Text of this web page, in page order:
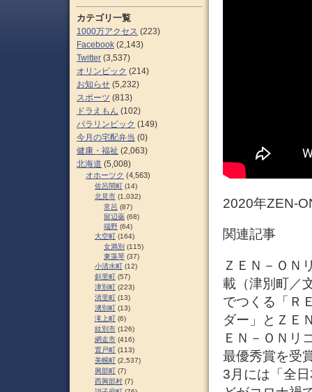
2020年ZEN-
関連記事
ＺＥＮ－ＯＮ
載（津別町／
でつくる「Ｒ
ダー」とＺＥ
ＥＮ－ＯＮリ
最優秀賞を受
3月には「全
カテゴリ一覧
1000万アクセス (223)
Facebook (2,143)
Twitter (3,537)
オリンピック (214)
お知らせ (5,232)
スポーツ (813)
ドラえもん (102)
パラリンピック (149)
今月の宅配弁当 (0)
健康・福祉 (2,063)
北海道 (5,008)
オホーツク (4,563)
佐呂間町 (14)
北見市 (1,032)
常呂 (87)
留辺蘂 (68)
端野 (64)
大空町 (164)
女満別 (115)
東藻琴 (37)
小清水町 (12)
斜里町 (57)
津別町 (223)
清里町 (13)
湧別町 (13)
滝上町 (6)
紋別市 (126)
網走市 (416)
置戸町 (113)
美幌町 (2,537)
興部町 (7)
西興部村 (7)